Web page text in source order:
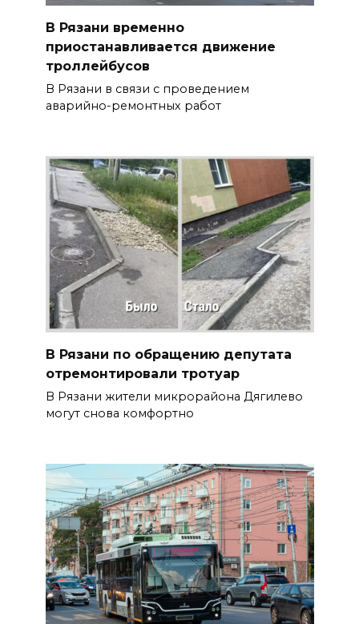
В Рязани временно
приостанавливается движение
троллейбусов
В Рязани в связи с проведением
аварийно-ремонтных работ
В Рязани по обращению депутата
отремонтировали тротуар
В Рязани жители микрорайона Дягилево
могут снова комфортно